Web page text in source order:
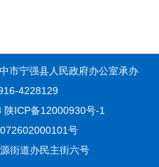
市宁强县人民政府办公室承办
4228129
陕ICP备12000930号-1
号
街道办民主街六号